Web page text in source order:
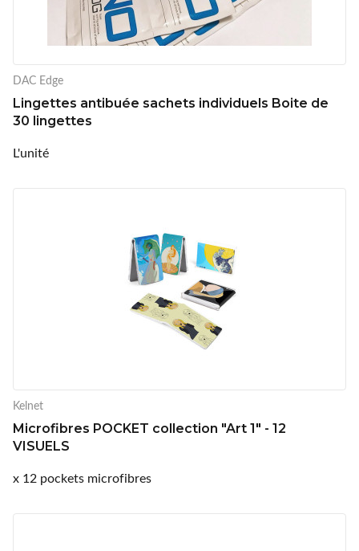
DAC Edge
Lingettes antibuée sachets individuels Boite de
30 lingettes
L'unité
Kelnet
Microfibres POCKET collection "Art 1" - 12
VISUELS
x 12 pockets microfibres